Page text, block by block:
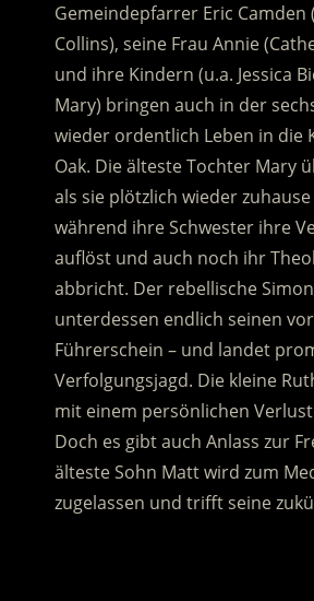
Gemeindepfarrer Eric Camden
Collins), seine Frau Annie
und ihre Kindern (u.a. Jessica
Mary) bringen auch in der
wieder ordentlich Leben in die
Oak. Die älteste Tochter Mary
als sie plötzlich wieder
während ihre Schwester ihre
auflöst und auch noch ihr
abbricht. Der rebellische
unterdessen endlich seinen
Führerschein – und landet
Verfolgungsjagd. Die kleine
mit einem persönlichen
Doch es gibt auch Anlass zur
älteste Sohn Matt wird zum
zugelassen und trifft seine